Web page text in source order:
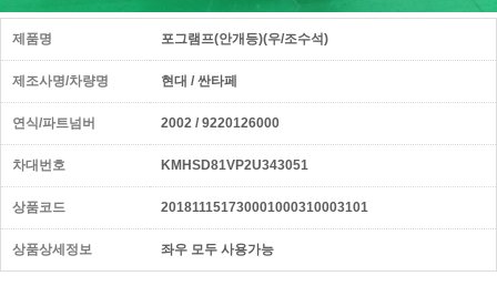
제품명 포그램프(안개등)(우/조수석)
제조사명/차량명 현대 / 싼타페
연식/파트넘버 2002 / 9220126000
차대번호 KMHSD81VP2U343051
상품코드 201811151730001000310003101
상품상세정보 좌우 모두 사용가능